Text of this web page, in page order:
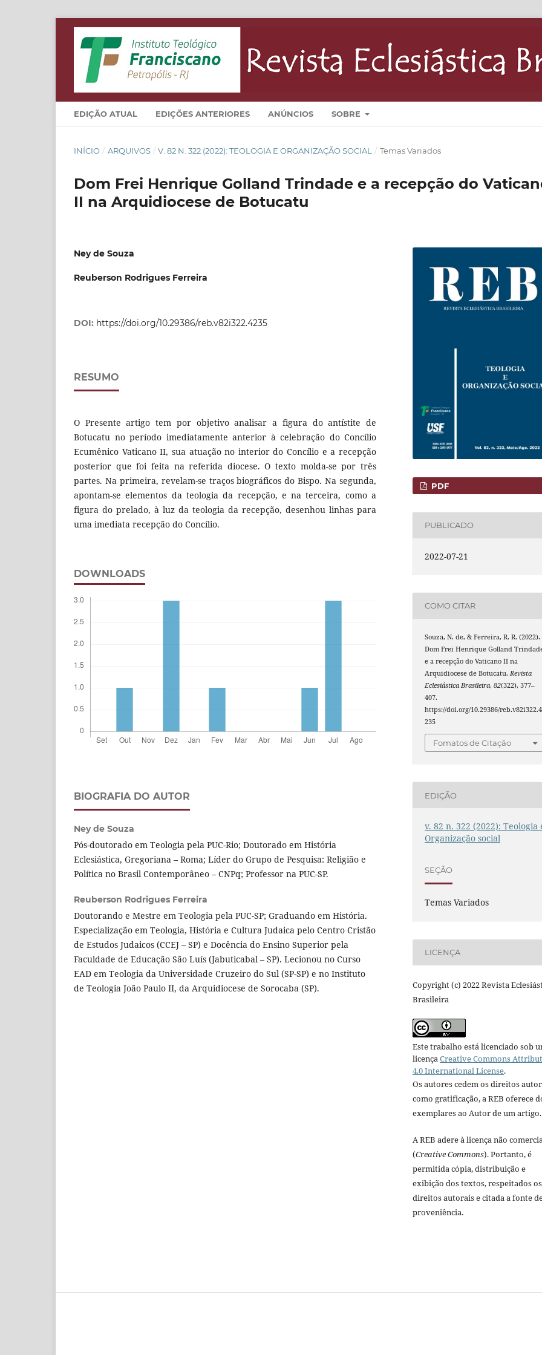
EDIÇÃO ATUAL EDIÇÕES ANTERIORES ANÚNCIOS SOBRE
INÍCIO / ARQUIVOS / V. 82 N. 322 (2022): TEOLOGIA E ORGANIZAÇÃO SOCIAL / Temas Variados
Dom Frei Henrique Golland Trindade e a recepção do
II na Arquidiocese de Botucatu
Ney de Souza
Reuberson Rodrigues Ferreira
DOI: https://doi.org/10.29386/reb.v82i322.4235
RESUMO
O Presente artigo tem por objetivo analisar a figura do antístite de
Botucatu no período imediatamente anterior à celebração do Concílio
Ecumênico Vaticano II, sua atuação no interior do Concílio e a recepção
posterior que foi feita na referida diocese. O texto molda-se por três
partes. Na primeira, revelam-se traços biográficos do Bispo. Na segunda,
apontam-se elementos da teologia da recepção, e na terceira, como a
figura do prelado, à luz da teologia da recepção, desenhou linhas para
uma imediata recepção do Concílio.
DOWNLOADS
BIOGRAFIA DO AUTOR
Ney de Souza
Pós-doutorado em Teologia pela PUC-Rio; Doutorado em História
Eclesiástica, Gregoriana – Roma; Líder do Grupo de Pesquisa: Religião e
Política no Brasil Contemporâneo – CNPq; Professor na PUC-SP.
Reuberson Rodrigues Ferreira
Doutorando e Mestre em Teologia pela PUC-SP; Graduando em História.
Especialização em Teologia, História e Cultura Judaica pelo Centro Cristão
de Estudos Judaicos (CCEJ – SP) e Docência do Ensino Superior pela
Faculdade de Educação São Luís (Jabuticabal – SP). Lecionou no Curso
EAD em Teologia da Universidade Cruzeiro do Sul (SP-SP) e no Instituto
de Teologia João Paulo II, da Arquidiocese de Sorocaba (SP).
PDF
PUBLICADO
2022-07-21
COMO CITAR
Souza, N. de, & Ferreira, R. R. (2022).
Dom Frei Henrique Golland
e a recepção do Vaticano II na
Arquidiocese de Botucatu.Revista
Eclesiástica Brasileira,82(322), 377–
407.
https://doi.org/10.29386/reb.v82i322.4
235
Fomatos de Citação
EDIÇÃO
v. 82 n. 322 (2022): Teologia
Organização social
SEÇÃO
Temas Variados
LICENÇA
Copyright (c) 2022 Revista
Brasileira
Este trabalho está licenciado sob
licença Creative Commons
4.0 International License.
Os autores cedem os direitos
como gratificação, a REB oferece
exemplares ao Autor de um artigo.
A REB adere à licença não
(Creative Commons). Portanto, é
permitida cópia, distribuição e
exibição dos textos, respeitados os
direitos autorais e citada a fonte
proveniência.